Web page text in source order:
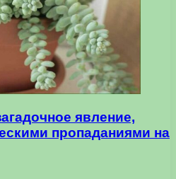
явление,
пропаданиями на